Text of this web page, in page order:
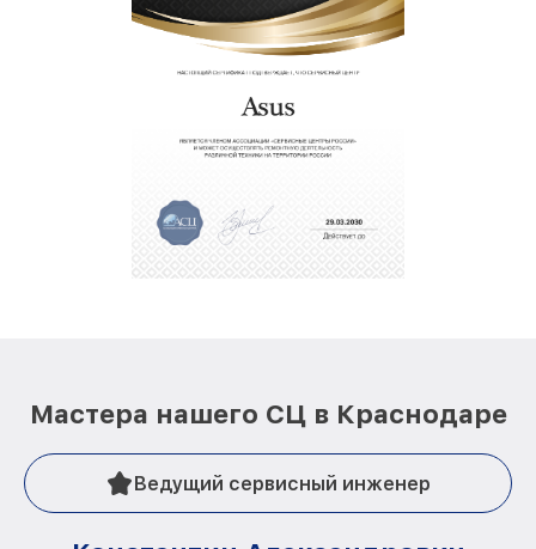
Мастера нашего СЦ в Краснодаре
Ведущий сервисный инженер